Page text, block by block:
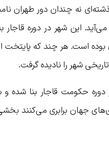
این شهر در دوره قاجار
بوده است. هر چند که پایتخت
شهر را نادیده گرفت.
دوره حکومت قاجار بنا شده
جهان برابری می‌کنند بخشی